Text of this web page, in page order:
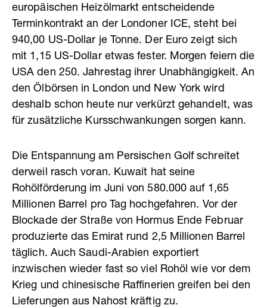
europäischen Heizölmarkt entscheidende
Terminkontrakt an der Londoner ICE, steht bei
940,00 US-Dollar je Tonne. Der Euro zeigt sich
mit 1,15 US-Dollar etwas fester. Morgen feiern die
USA den 250. Jahrestag ihrer Unabhängigkeit. An
den Ölbörsen in London und New York wird
deshalb schon heute nur verkürzt gehandelt, was
für zusätzliche Kursschwankungen sorgen kann.
Die Entspannung am Persischen Golf schreitet
derweil rasch voran. Kuwait hat seine
Rohölförderung im Juni von 580.000 auf 1,65
Millionen Barrel pro Tag hochgefahren. Vor der
Blockade der Straße von Hormus Ende Februar
produzierte das Emirat rund 2,5 Millionen Barrel
täglich. Auch Saudi-Arabien exportiert
inzwischen wieder fast so viel Rohöl wie vor dem
Krieg und chinesische Raffinerien greifen bei den
Lieferungen aus Nahost kräftig zu.